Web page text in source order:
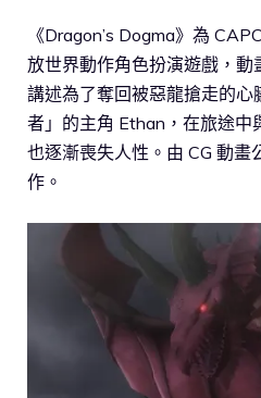
《Dragon’s Dogma》為
放世界動作角色扮演遊戲，動
講述為了奪回被惡龍搶走的心
者」的主角 Ethan，在旅途中
也逐漸喪失人性。由 CG 動畫
作。